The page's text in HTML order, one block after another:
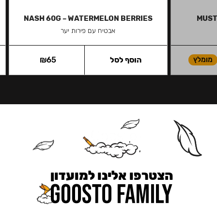
מומלץ
NASH 60G – WATERMELON BERRIES
אבטיח עם פירות יער
₪65 הוסף לסל
הצטרפו אלינו למועדון